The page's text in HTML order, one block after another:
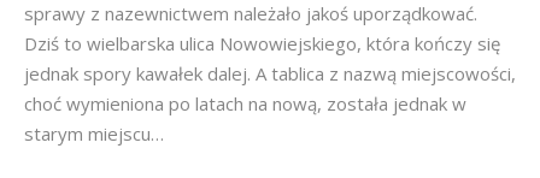
sprawy z nazewnictwem należało jakoś uporządkować.
Dziś to wielbarska ulica Nowowiejskiego, która kończy się
jednak spory kawałek dalej. A tablica z nazwą miejscowości,
choć wymieniona po latach na nową, została jednak w
starym miejscu…